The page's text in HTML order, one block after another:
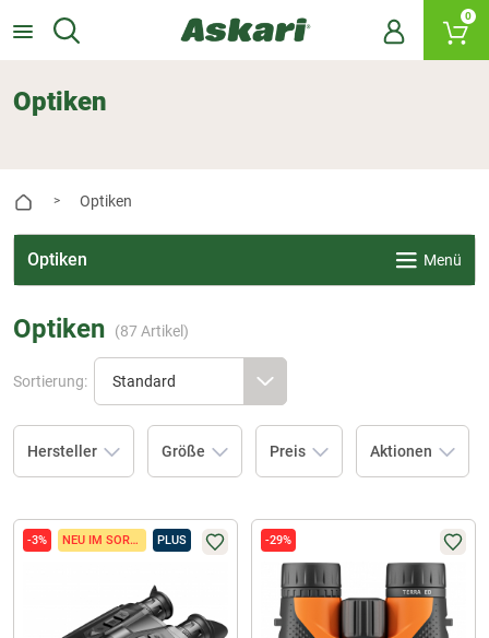
0
Optiken
> Optiken
Optiken Menü
Optiken (87 Artikel)
Sortierung:
Hersteller Größe Preis Aktionen
-3% NEU IM SORTIMENT PLUS -29%